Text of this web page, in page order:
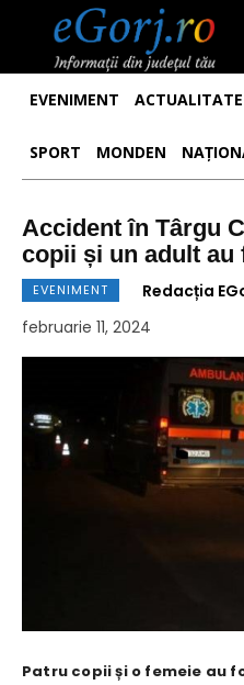
EVENIMENT ACTUALITATE
SPORT MONDEN
Accident în Târgu
copii și un adult au
EVENIMENT
Redacția
februarie 11, 2024
Patru copii și o femeie au